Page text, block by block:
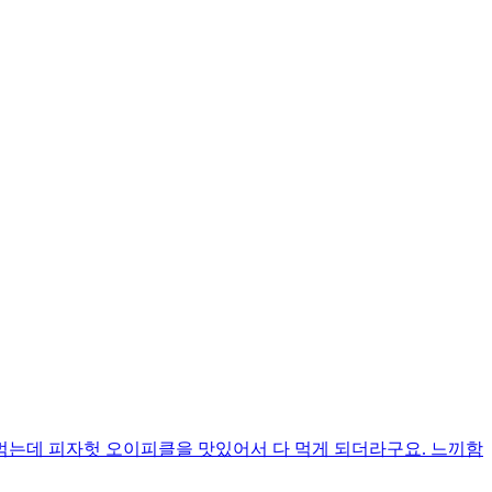
데 피자헛 오이피클을 맛있어서 다 먹게 되더라구요. 느끼함